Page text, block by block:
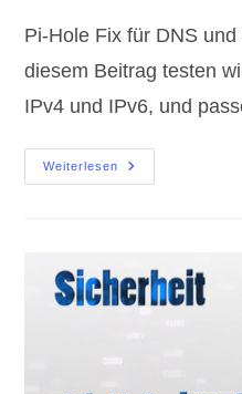
Pi-Hole Fix für DNS
diesem Beitrag testen
IPv4 und IPv6, und
Weiterlesen
Pi-
Hole